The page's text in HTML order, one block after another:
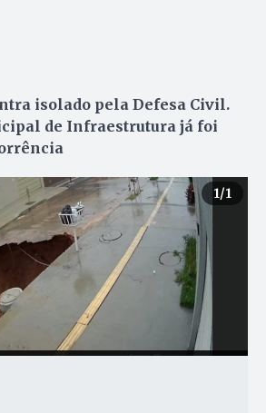
isolado pela Defesa Civil.
de Infraestrutura já foi
1/1